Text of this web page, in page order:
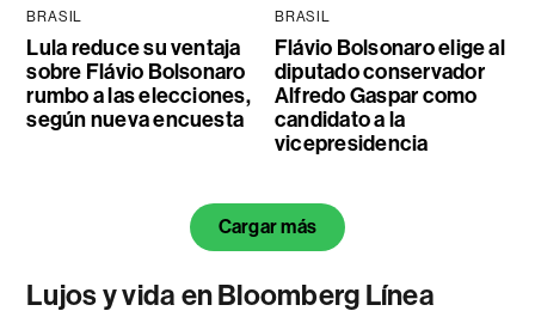
BRASIL
Lula reduce su ventaja
sobre Flávio Bolsonaro
rumbo a las elecciones,
según nueva encuesta
BRASIL
Flávio Bolsonaro elige al
diputado conservador
Alfredo Gaspar como
candidato a la
vicepresidencia
Cargar más
Lujos y vida en Bloomberg Línea